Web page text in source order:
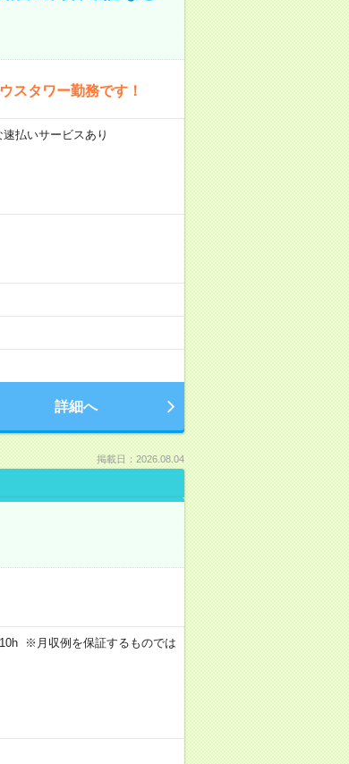
スタワー勤務です！
払いサービスあり
詳細へ
掲載日：2026.08.04
※月収例を保証するものでは